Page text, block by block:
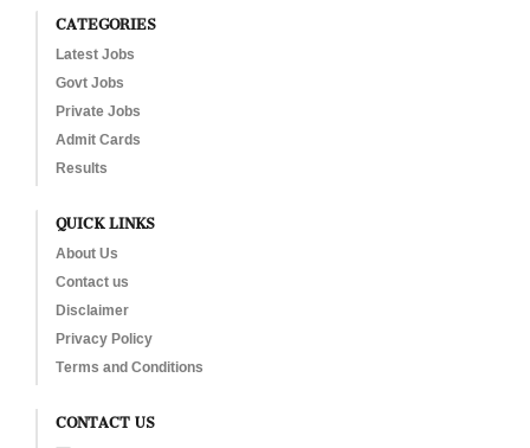
CATEGORIES
Latest Jobs
Govt Jobs
Private Jobs
Admit Cards
Results
QUICK LINKS
About Us
Contact us
Disclaimer
Privacy Policy
Terms and Conditions
CONTACT US